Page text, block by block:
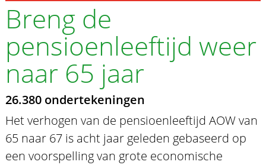
Breng de
pensioenleeftijd weer
naar 65 jaar
26.380 ondertekeningen
Het verhogen van de pensioenleeftijd AOW van
65 naar 67 is acht jaar geleden gebaseerd op
een voorspelling van grote economische